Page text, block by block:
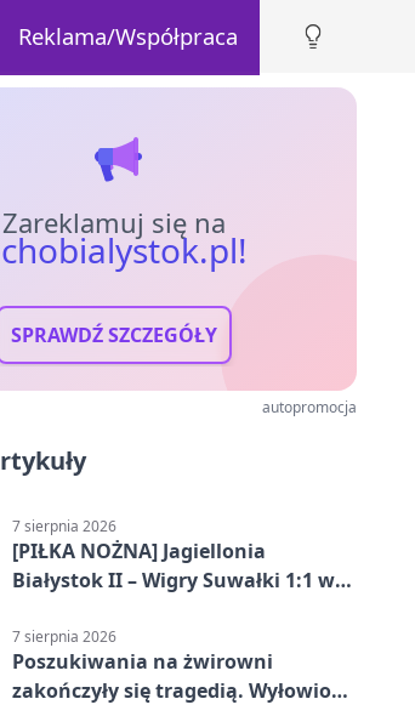
Reklama/Współpraca
Zareklamuj się na
SPRAWDŹ SZCZEGÓŁY
autopromocja
7 sierpnia 2026
[PIŁKA NOŻNA] Jagiellonia
Białystok II – Wigry Suwałki 1:1 w
7 sierpnia 2026
Poszukiwania na żwirowni
zakończyły się tragedią. Wyłowiono